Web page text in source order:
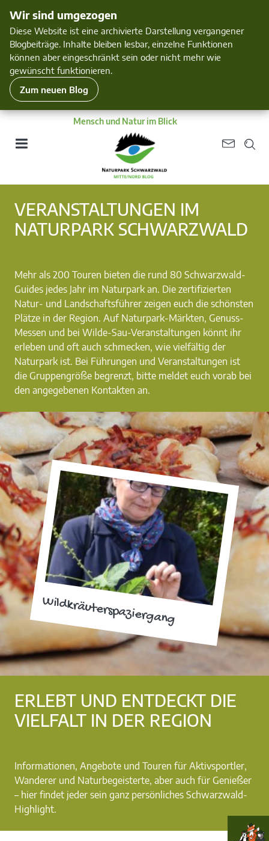
Wir sind umgezogen
Diese Website ist eine archivierte Darstellung vergangener
Blogbeiträge. Inhalte bleiben lesbar, einzelne Funktionen
können aber eingeschränkt sein oder nicht mehr wie
gewünscht funktionieren.
Zum neuen Blog
Mensch und Natur im Blick
Wildkräuterspaziergang
VERANSTALTUNGEN IM
NATURPARK SCHWARZWALD
Mehr als 200 Touren bieten die rund 80 Schwarzwald-
Guides jedes Jahr im Naturpark an. Die zertifizierten
Natur- und Landschaftsführer zeigen euch die schönsten
Plätze in der Region. Auf Naturpark-Märkten, Genuss-
Messen und bei Wilde-Sau-Veranstaltungen könnt ihr
erleben und oft auch schmecken, wie vielfältig der
Naturpark ist. Bei Führungen und Veranstaltungen ist
die Gruppengröße begrenzt, bitte meldet euch vorab bei
den angegebenen Kontakten an.
ERLEBT UND ENTDECKT DIE
VIELFALT IN DER REGION
Informationen, Angebote und Touren für Aktivsportler,
Wanderer und Naturbegeisterte, aber auch für Genießer
– hier findet jeder sein ganz persönliches Schwarzwald-
Highlight.